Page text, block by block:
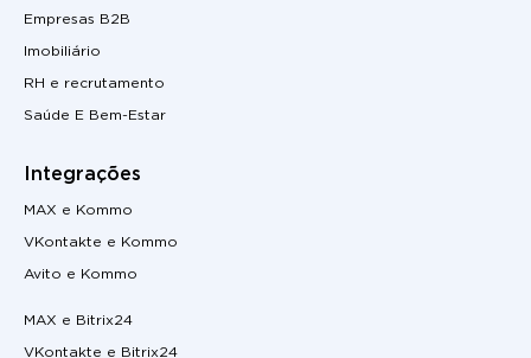
Empresas B2B
Imobiliário
RH e recrutamento
Saúde E Bem-Estar
Integrações
MAX e Kommo
VKontakte e Kommo
Avito e Kommo
MAX e Bitrix24
VKontakte e Bitrix24